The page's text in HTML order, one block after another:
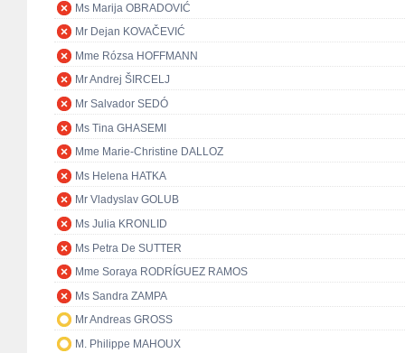
Ms Marija OBRADOVIĆ
Mr Dejan KOVAČEVIĆ
Mme Rózsa HOFFMANN
Mr Andrej ŠIRCELJ
Mr Salvador SEDÓ
Ms Tina GHASEMI
Mme Marie-Christine DALLOZ
Ms Helena HATKA
Mr Vladyslav GOLUB
Ms Julia KRONLID
Ms Petra De SUTTER
Mme Soraya RODRÍGUEZ RAMOS
Ms Sandra ZAMPA
Mr Andreas GROSS
M. Philippe MAHOUX